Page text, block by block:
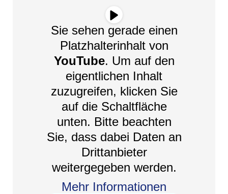
Sie sehen gerade einen
Platzhalterinhalt von
YouTube. Um auf den
eigentlichen Inhalt
zuzugreifen, klicken Sie
auf die Schaltfläche
unten. Bitte beachten
Sie, dass dabei Daten an
Drittanbieter
weitergegeben werden.
Mehr Informationen